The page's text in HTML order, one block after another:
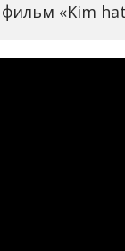
«Kim